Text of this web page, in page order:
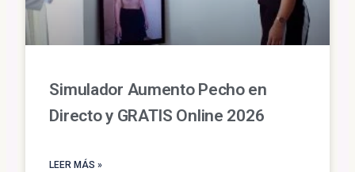
Simulador Aumento Pecho en
Directo y GRATIS Online 2026
LEER MÁS »